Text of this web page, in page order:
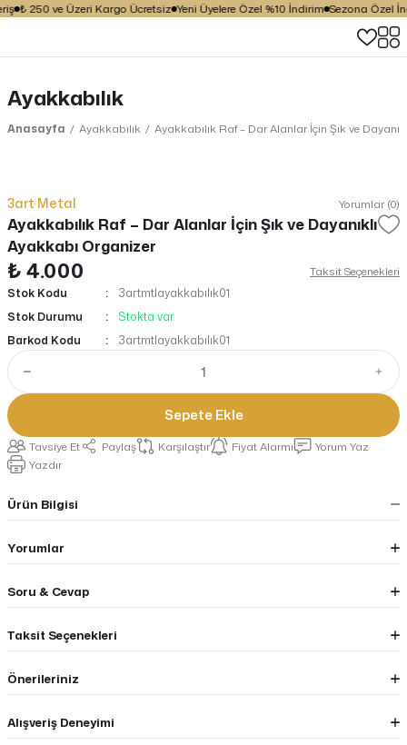
₺ 250 ve Üzeri Kargo Ücretsiz Yeni Üyelere Özel %10 İndirim Sezona Özel
Ayakkabılık
Anasayfa Ayakkabılık Ayakkabılık Raf – Dar Alanlar İçin Şık ve
3art Metal Yorumlar (0)
Ayakkabılık Raf – Dar Alanlar İçin Şık ve Dayanıklı
Ayakkabı Organizer
₺ 4.000
Taksit Seçenekleri
Stok Kodu
3artmtlayakkabılık01
Stok Durumu
Stokta var
Barkod Kodu
3artmtlayakkabılık01
Sepete Ekle
Tavsiye Et Paylaş Karşılaştır Fiyat Alarmı
Yorum Yaz
Yazdır
Ürün Bilgisi
Yorumlar
Soru & Cevap
Taksit Seçenekleri
Önerileriniz
Alışveriş Deneyimi